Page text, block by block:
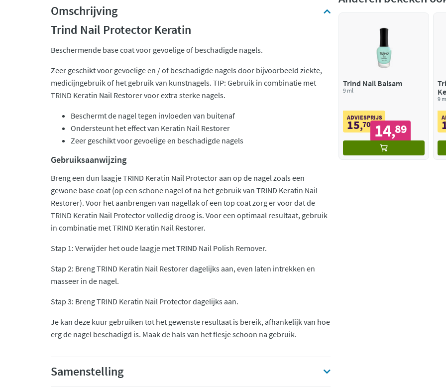
Omschrijving
Trind Nail Protector Keratin
Beschermende base coat voor gevoelige of beschadigde nagels.
Zeer geschikt voor gevoelige en / of beschadigde nagels door bijvoorbeeld ziekte,
medicijngebruik of het gebruik van kunstnagels. TIP: Gebruik in combinatie met
TRIND Keratin Nail Restorer voor extra sterke nagels.
Beschermt de nagel tegen invloeden van buitenaf
Ondersteunt het effect van Keratin Nail Restorer
Zeer geschikt voor gevoelige en beschadigde nagels
Gebruiksaanwijzing
Breng een dun laagje TRIND Keratin Nail Protector aan op de nagel zoals een
gewone base coat (op een schone nagel of na het gebruik van TRIND Keratin Nail
Restorer). Voor het aanbrengen van nagellak of een top coat zorg er voor dat de
TRIND Keratin Nail Protector volledig droog is. Voor een optimaal resultaat, gebruik
in combinatie met TRIND Keratin Nail Restorer.
Stap 1: Verwijder het oude laagje met TRIND Nail Polish Remover.
Stap 2: Breng TRIND Keratin Nail Restorer dagelijks aan, even laten intrekken en
masseer in de nagel.
Stap 3: Breng TRIND Keratin Nail Protector dagelijks aan.
Je kan deze kuur gebruiken tot het gewenste resultaat is bereik, afhankelijk van hoe
erg de nagel beschadigd is. Maak de hals van het flesje schoon na gebruik.
Samenstelling
Trind Nail Balsam
9 ml
ADVIESPRIJS
15,70 14,89
9